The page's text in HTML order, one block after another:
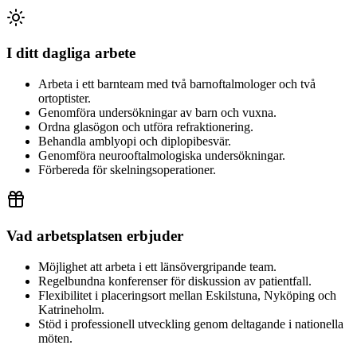
I ditt dagliga arbete
Arbeta i ett barnteam med två barnoftalmologer och två
ortoptister.
Genomföra undersökningar av barn och vuxna.
Ordna glasögon och utföra refraktionering.
Behandla amblyopi och diplopibesvär.
Genomföra neurooftalmologiska undersökningar.
Förbereda för skelningsoperationer.
Vad arbetsplatsen erbjuder
Möjlighet att arbeta i ett länsövergripande team.
Regelbundna konferenser för diskussion av patientfall.
Flexibilitet i placeringsort mellan Eskilstuna, Nyköping och
Katrineholm.
Stöd i professionell utveckling genom deltagande i nationella
möten.